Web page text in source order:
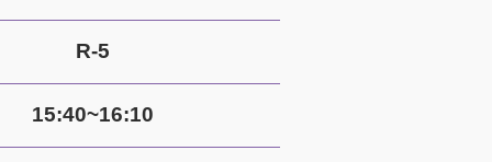
R-5
15:40~16:10